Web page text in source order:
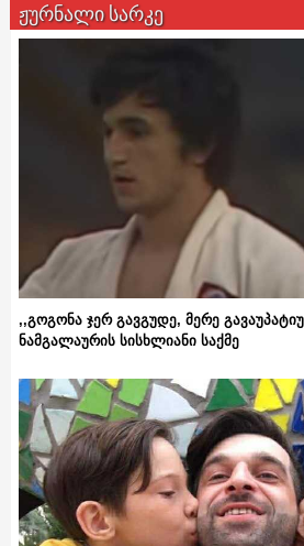
ჟურნალი სარკე
,,გოგონა ჯერ გავგუდე, მერე
ნამგალაურის სისხლიანი საქმე